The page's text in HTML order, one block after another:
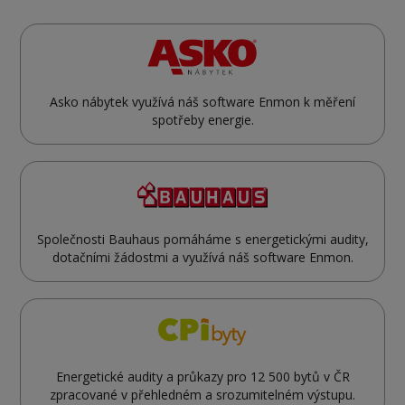
Asko nábytek využívá náš software Enmon k měření
spotřeby energie.
Společnosti Bauhaus pomáháme s energetickými audity,
dotačními žádostmi a využívá náš software Enmon.
Energetické audity a průkazy pro 12 500 bytů v ČR
zpracované v přehledném a srozumitelném výstupu.